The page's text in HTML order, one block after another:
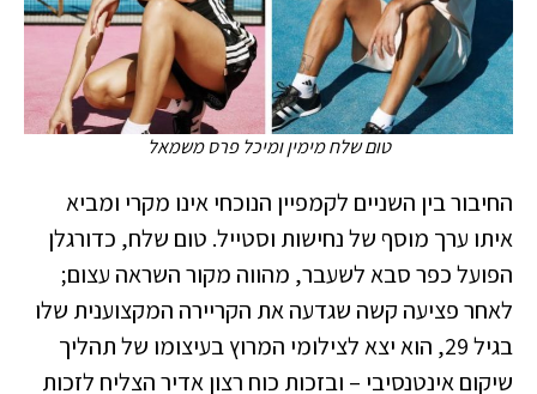
טום שלח מימין ומיכל פרס משמאל
החיבור בין השניים לקמפיין הנוכחי אינו מקרי ומביא
איתו ערך מוסף של נחישות וסטייל. טום שלח, כדורגלן
הפועל כפר סבא לשעבר, מהווה מקור השראה עצום;
לאחר פציעה קשה שגדעה את הקריירה המקצוענית שלו
בגיל 29, הוא יצא לצילומי המרוץ בעיצומו של תהליך
שיקום אינטנסיבי – ובזכות כוח רצון אדיר הצליח לזכות